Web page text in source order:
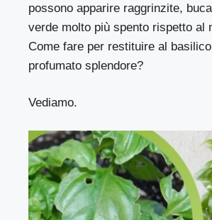
possono apparire raggrinzite,
verde molto più spento rispetto al
Come fare per restituire al
profumato splendore?
Vediamo.